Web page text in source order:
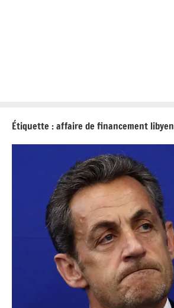
Étiquette :affaire de financement libyen